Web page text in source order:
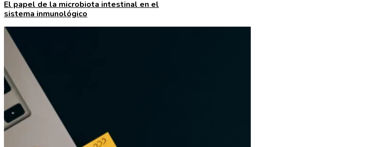
El papel de la microbiota intestinal en el
sistema inmunológico